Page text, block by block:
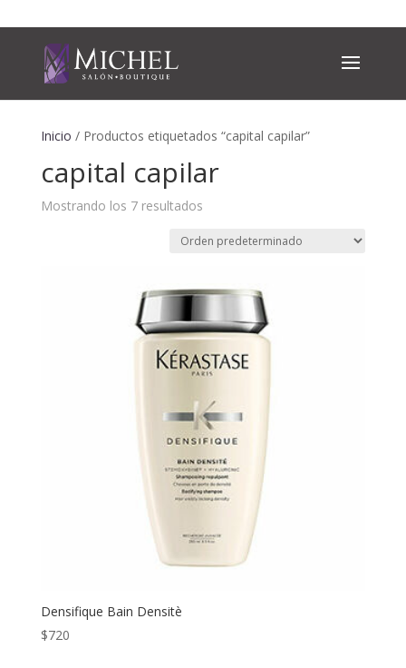
Inicio / Productos etiquetados “capital capilar”
capital capilar
Mostrando los 7 resultados
Densifique Bain Densitè
$720